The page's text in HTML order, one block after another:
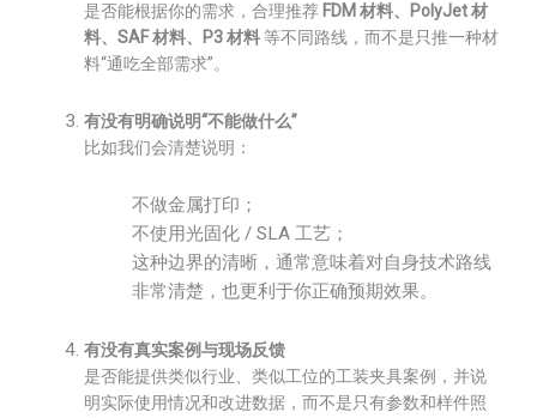
是否能根据你的需求，合理推荐 FDM 材料、PolyJet 材
料、SAF 材料、P3 材料等不同路线，而不是只推一种材
料“通吃全部需求”。
有没有明确说明“不能做什么”
比如我们会清楚说明：
不做金属打印；
不使用光固化 / SLA 工艺；
这种边界的清晰，通常意味着对自身技术路线
非常清楚，也更利于你正确预期效果。
有没有真实案例与现场反馈
是否能提供类似行业、类似工位的工装夹具案例，并说
明实际使用情况和改进数据，而不是只有参数和样件照